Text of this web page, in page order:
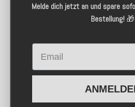
Melde dich jetzt an und spare
Bestellung!🎁
Email